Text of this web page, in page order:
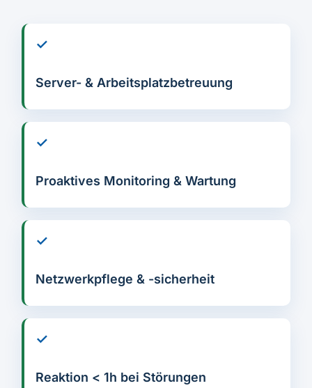
✓
Server- & Arbeitsplatzbetreuung
✓
Proaktives Monitoring & Wartung
✓
Netzwerkpflege & -sicherheit
✓
Reaktion < 1h bei Störungen